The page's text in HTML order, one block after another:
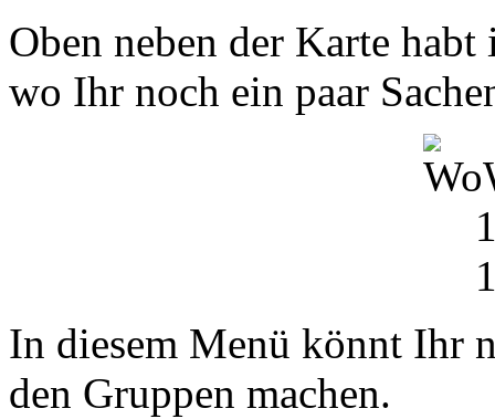
Oben neben der Karte
wo Ihr noch ein paar
In diesem Menü könnt Ihr
den Gruppen machen.